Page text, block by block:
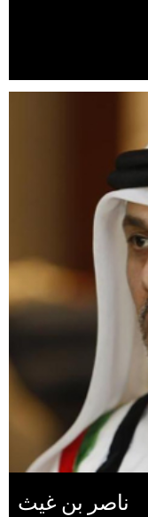
ناصر بن غيث